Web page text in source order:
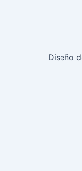
Diseño